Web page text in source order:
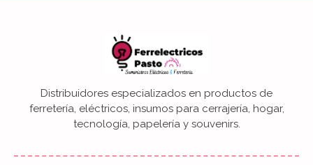
Distribuidores especializados en productos de
ferretería, eléctricos, insumos para cerrajería, hogar,
tecnología, papelería y souvenirs.